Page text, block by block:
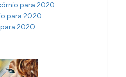
para 2020
para 2020
para 2020